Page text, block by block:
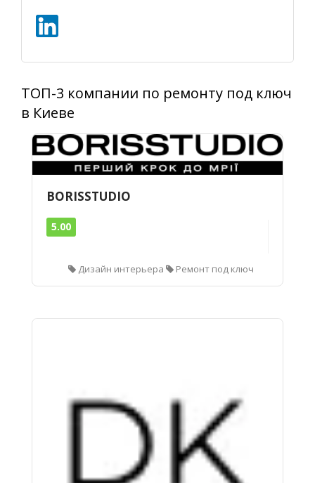
ТОП-3 компании по ремонту под ключ
в Киеве
BORISSTUDIO
5.00
Дизайн интерьера Ремонт под ключ